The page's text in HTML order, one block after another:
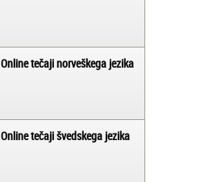
Online tečaji norveškega jezika
Online tečaji švedskega jezika